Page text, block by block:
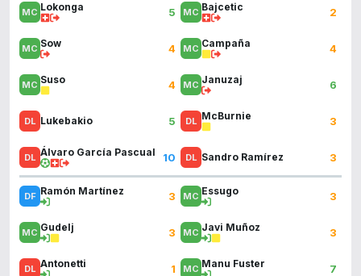
Lokonga 5
Sow 4
Suso 4
Lukebakio 5
Álvaro García Pascual 10
Ramón Martínez 3
Gudelj 3
Antonetti 1
Bajcetic 2
Campaña 4
Januzaj 6
McBurnie 3
Sandro Ramírez 3
Essugo 3
Javi Muñoz 3
Manu Fuster 7